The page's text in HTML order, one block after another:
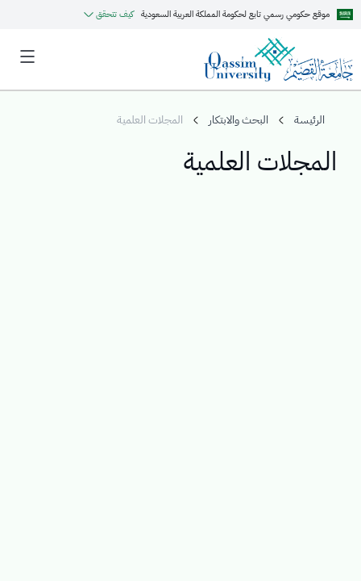
موقع حكومي رسمي تابع لحكومة المملكة العربية السعودية كيف تتحقق
الرئيسة البحث والابتكار المجلات العلمية
المجلات العلمية